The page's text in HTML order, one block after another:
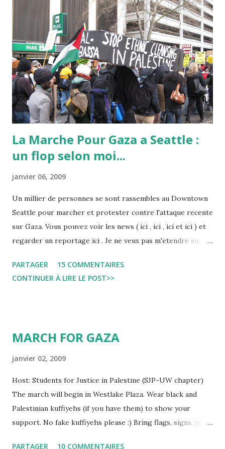
La Marche Pour Gaza a Seattle :
un flop selon moi...
janvier 06, 2009
Un millier de personnes se sont rassembles au Downtown
Seattle pour marcher et protester contre l'attaque recente
sur Gaza. Vous pouvez voir les news ( ici , ici , ici et ici ) et
regarder un reportage ici . Je ne veux pas m'etendre sur ce
de communication avec une population americaine qui a
appris a l'ecole l'importance de proteger les juifs face a
fait peur a une population largement ignorante de l'islam et
passe a Gaza... Aucune campagne mediatique n'a ete mene
pour sensibiliser les gens a ce qui se passe... regardez
plutot ce qu'on peut voir a la tele
PARTAGER
15 COMMENTAIRES
CONTINUER À LIRE LE POST>>
MARCH FOR GAZA
janvier 02, 2009
Host: Students for Justice in Palestine (SJP-UW chapter)
The march will begin in Westlake Plaza. Wear black and
Palestinian kuffiyehs (if you have them) to show your
support. No fake kuffiyehs please :) Bring flags, signs, your
PARTAGER
10 COMMENTAIRES